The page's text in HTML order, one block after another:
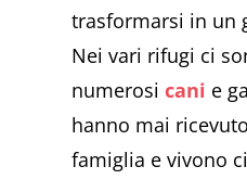
trasformarsi in un
Nei vari rifugi ci
numerosicani e
hanno mai
famiglia e vivono